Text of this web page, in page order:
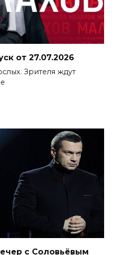
от 27.07.2026
Зрителя ждут
с Соловьёвым